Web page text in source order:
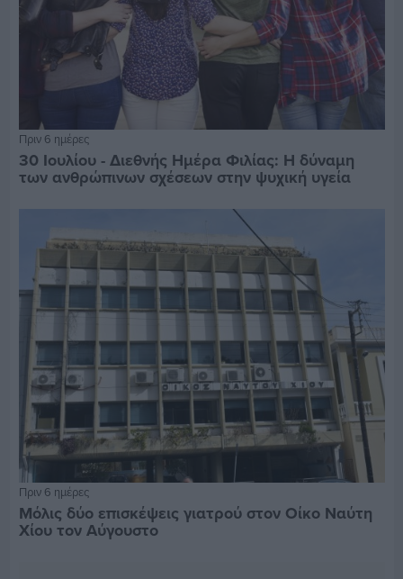
Πριν 6 ημέρες
30 Ιουλίου - Διεθνής Ημέρα Φιλίας: Η δύναμη
των ανθρώπινων σχέσεων στην ψυχική υγεία
Πριν 6 ημέρες
Μόλις δύο επισκέψεις γιατρού στον Οίκο Ναύτη
Χίου τον Αύγουστο